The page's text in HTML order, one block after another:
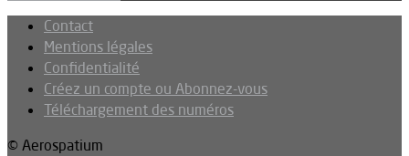
Contact
Mentions légales
Confidentialité
Créez un compte ou Abonnez-vous
Téléchargement des numéros
© Aerospatium